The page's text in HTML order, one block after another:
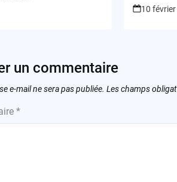
10
un commentaire
e-mail ne sera pas publiée. Les champs
*